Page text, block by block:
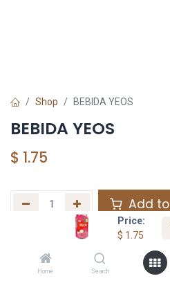
Price:
$ 1.75
Home Search
Shop BEBIDA YEOS
BEBIDA YEOS
$ 1.75
Add
Agregar a la lista de deseos
Share :